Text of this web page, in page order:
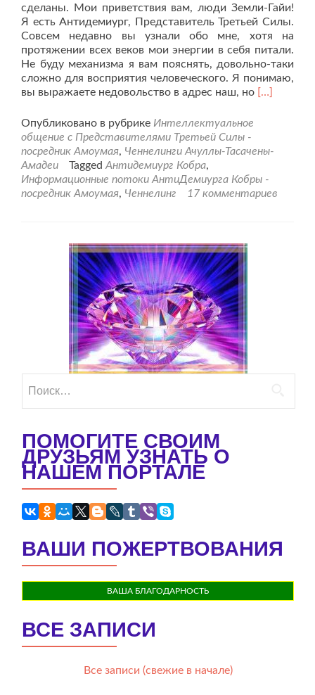
сделаны. Мои приветствия вам, люди Земли-Гайи!
Я есть Антидемиург, Представитель Третьей Силы.
Совсем недавно вы узнали обо мне, хотя на
протяжении всех веков мои энергии в себя питали.
Не буду механизма я вам пояснять, довольно-таки
сложно для восприятия человеческого. Я понимаю,
вы выражаете недовольство в адрес наш, но Читать
“Моё
вам,
люди!”
[…]
Опубликовано в рубрике Интеллектуальное
общение с Представителями Третьей Силы -
посредник Амоумая, Ченнелинги Ачуллы-Тасачены-
Амадеи
Tagged Антидемиург Кобра,
Информационные потоки АнтиДемиурга Кобры -
посредник Амоумая, Ченнелинг 17 комментариев
ПОМОГИТЕ СВОИМ
ДРУЗЬЯМ УЗНАТЬ О
НАШЕМ ПОРТАЛЕ
ВАШИ ПОЖЕРТВОВАНИЯ
ВАША БЛАГОДАРНОСТЬ
ВСЕ ЗАПИСИ
Все записи (свежие в начале)